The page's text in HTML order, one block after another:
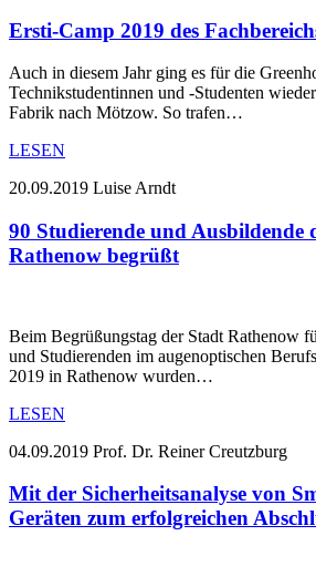
Ersti-Camp 2019 des
Auch in diesem Jahr ging es für die
Technikstudentinnen und -Studenten
Fabrik nach Mötzow. So trafen…
LESEN
20.09.2019 Luise Arndt
90 Studierende und Ausbildende
Rathenow begrüßt
Beim Begrüßungstag der Stadt Rathenow
und Studierenden im augenoptischen
2019 in Rathenow wurden…
LESEN
04.09.2019 Prof. Dr. Reiner Creutzburg
Mit der Sicherheitsanalyse von
Geräten zum erfolgreichen